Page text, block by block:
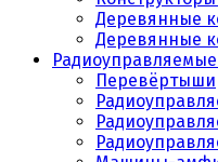
Деревянные
Деревянные
Перевёртыши